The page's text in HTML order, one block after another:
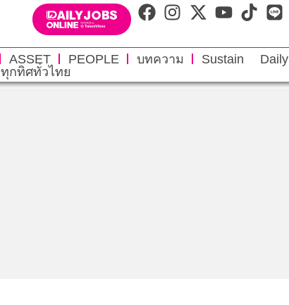
ASSET PEOPLE บทความ Sustain Daily
ทุกทิศทั่วไทย